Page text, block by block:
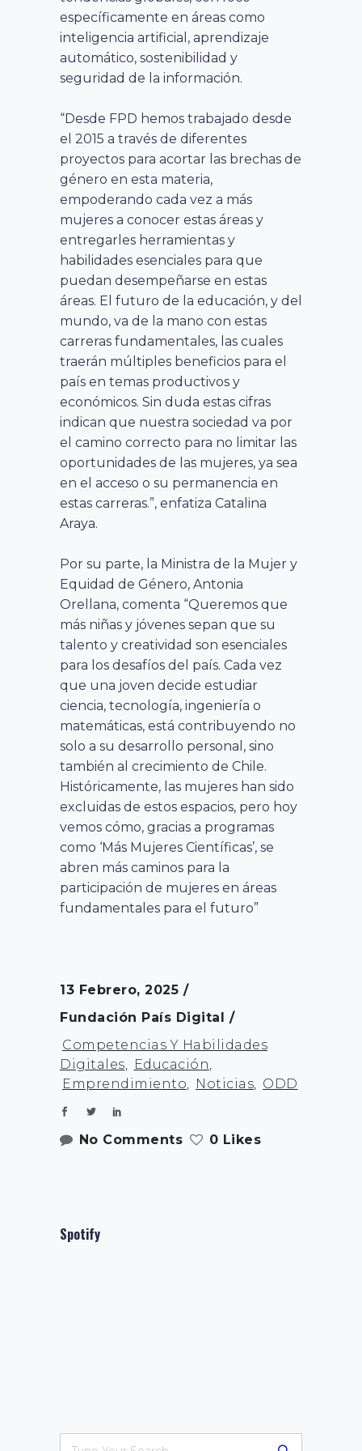
específicamente en áreas como
inteligencia artificial, aprendizaje
automático, sostenibilidad y
seguridad de la información.
“Desde FPD hemos trabajado desde
el 2015 a través de diferentes
proyectos para acortar las brechas de
género en esta materia,
empoderando cada vez a más
mujeres a conocer estas áreas y
entregarles herramientas y
habilidades esenciales para que
puedan desempeñarse en estas
áreas. El futuro de la educación, y del
mundo, va de la mano con estas
carreras fundamentales, las cuales
traerán múltiples beneficios para el
país en temas productivos y
económicos. Sin duda estas cifras
indican que nuestra sociedad va por
el camino correcto para no limitar las
oportunidades de las mujeres, ya sea
en el acceso o su permanencia en
estas carreras.”, enfatiza Catalina
Araya.
Por su parte, la Ministra de la Mujer y
Equidad de Género, Antonia
Orellana, comenta “Queremos que
más niñas y jóvenes sepan que su
talento y creatividad son esenciales
para los desafíos del país. Cada vez
que una joven decide estudiar
ciencia, tecnología, ingeniería o
matemáticas, está contribuyendo no
solo a su desarrollo personal, sino
también al crecimiento de Chile.
Históricamente, las mujeres han sido
excluidas de estos espacios, pero hoy
vemos cómo, gracias a programas
como ‘Más Mujeres Científicas’, se
abren más caminos para la
participación de mujeres en áreas
fundamentales para el futuro”
13 Febrero, 2025
Fundación País Digital
Competencias Y Habilidades
Digitales, Educación,
Emprendimiento, Noticias, ODD
No Comments 0 Likes
Spotify